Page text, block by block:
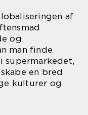
af
og
man finde
supermarkedet,
en bred
kulturer og